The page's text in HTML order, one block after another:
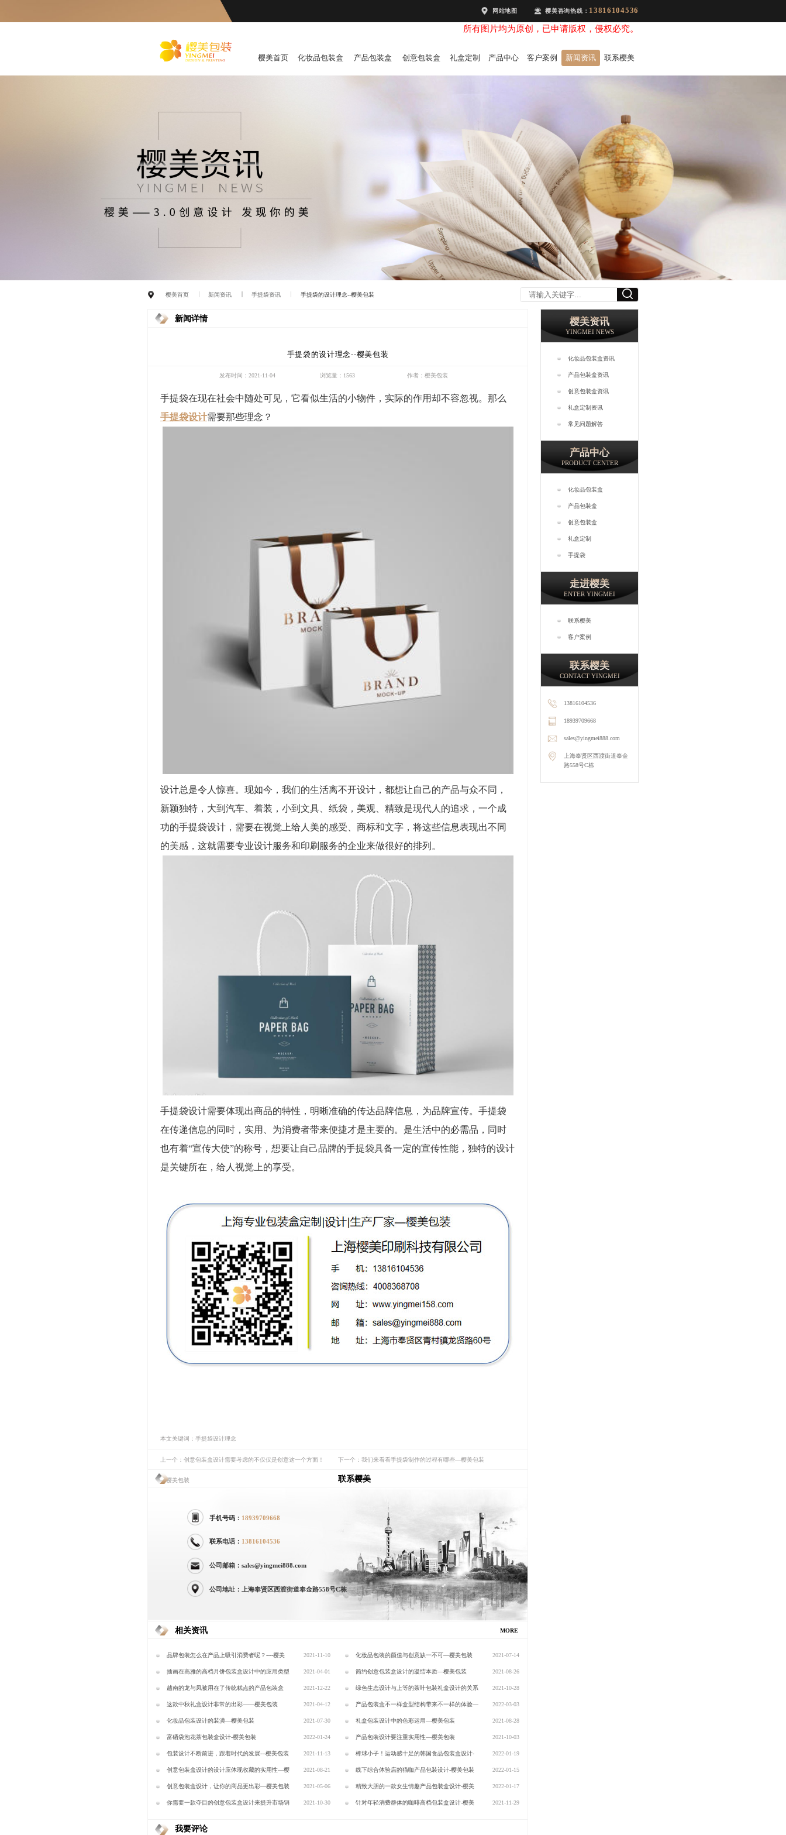
网站地图 樱美咨询热线： 13816104536
所有图片均为原创，已申请版权，侵权必究。
化
妆品包装盒工厂,高档包装
樱美首页 化妆品包装盒 产品包装盒 创意包装盒 礼盒定制 产品中心 客户案例 新闻资讯 联系樱美
樱美首页 新闻资讯 手提袋资讯 手提袋的设计理念--樱美包装
樱美资讯
YINGMEI NEWS
化妆品包装盒资讯
产品包装盒资讯
创意包装盒资讯
礼盒定制资讯
常见问题解答
产品中心
PRODUCT CENTER
化妆品包装盒
产品包装盒
创意包装盒
礼盒定制
手提袋
走进樱美
ENTER YINGMEI
联系樱美
客户案例
联系樱美
CONTACT YINGMEI
13816104536
18939709668
sales@yingmei888.com
上海奉贤区西渡街道奉金
路558号C栋
新闻详情
手提袋的设计理念--樱美包装
发布时间：2021-11-04 浏览量：1563 作者：樱美包装
手提袋在现在社会中随处可见，它看似生活的小物件，实际的作用却不容忽视。那么
手提袋设计需要那些理念？
设计总是令人惊喜。现如今，我们的生活离不开设计，都想让自己的产品与众不同，
新颖独特，大到汽车、着装，小到文具、纸袋，美观、精致是现代人的追求，一个成
功的手提袋设计，需要在视觉上给人美的感受、商标和文字，将这些信息表现出不同
的美感，这就需要专业设计服务和印刷服务的企业来做很好的排列。
手提袋设计需要体现出商品的特性，明晰准确的传达品牌信息，为品牌宣传。手提袋
在传递信息的同时，实用、为消费者带来便捷才是主要的。是生活中的必需品，同时
也有着“宣传大使”的称号，想要让自己品牌的手提袋具备一定的宣传性能，独特的设计
是关键所在，给人视觉上的享受。
本文关键词：手提袋设计理念
上一个：创意包装盒设计需要考虑的不仅仅是创意这一个方面！
—樱美包装
下一个：我们来看看手提袋制作的过程有哪些—樱美包装
联系樱美
手机号码： 18939709668
联系电话： 13816104536
公司邮箱：sales@yingmei888.com
公司地址：上海奉贤区西渡街道奉金路558号C栋
相关资讯 MORE
品牌包装怎么在产品上吸引消费者呢？----樱美
包装
2021-11-10 化妆品包装的颜值与创意缺一不可—樱美包装 2021-07-14
插画在高雅的高档月饼包装盒设计中的应用类型
【樱美包装】
2021-04-01 简约创意包装盒设计的凝结本质—樱美包装 2021-08-26
越南的龙与凤被用在了传统糕点的产品包装盒
上-樱美包装
2021-12-22 绿色生态设计与上等的茶叶包装礼盒设计的关系
—樱美包装
2021-10-28
这款中秋礼盒设计非常的出彩——樱美包装 2021-04-12 产品包装盒不一样盒型结构带来不一样的体验—
樱美包装
2022-03-03
化妆品包装设计的装潢—樱美包装 2021-07-30 礼盒包装设计中的色彩运用—樱美包装 2021-08-28
富硒袋泡花茶包装盒设计-樱美包装 2022-01-24 产品包装设计要注重实用性—樱美包装 2021-10-03
包装设计不断前进，跟着时代的发展---樱美包装 2021-11-13 棒球小子！运动感十足的韩国食品包装盒设计-
樱美包装
2022-01-19
创意包装盒设计的设计应体现收藏的实用性—樱
美包装
2021-08-21 线下综合体验店的猫咖产品包装设计-樱美包装 2022-01-15
创意包装盒设计，让你的商品更出彩—樱美包装 2021-05-06 精致大胆的一款女生情趣产品包装盒设计-樱美
包装
2022-01-17
你需要一款夺目的创意包装盒设计来提升市场销 2021-10-30 针对年轻消费群体的咖啡高档包装盒设计-樱美 2021-11-29
我要评论